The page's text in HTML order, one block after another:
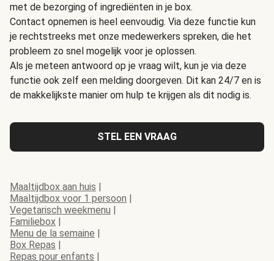
met de bezorging of ingrediënten in je box.
Contact opnemen is heel eenvoudig. Via deze functie kun
je rechtstreeks met onze medewerkers spreken, die het
probleem zo snel mogelijk voor je oplossen.
Als je meteen antwoord op je vraag wilt, kun je via deze
functie ook zelf een melding doorgeven. Dit kan 24/7 en is
de makkelijkste manier om hulp te krijgen als dit nodig is.
STEL EEN VRAAG
Maaltijdbox aan huis |
Maaltijdbox voor 1 persoon |
Vegetarisch weekmenu |
Familiebox |
Menu de la semaine |
Box Repas |
Repas pour enfants |